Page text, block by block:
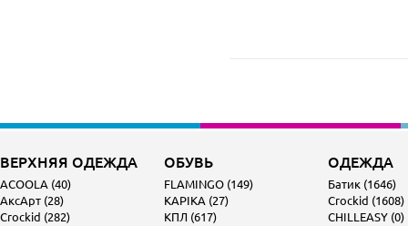
ВЕРХНЯЯ ОДЕЖДА
ACOOLA (40)
АксАрт (28)
Crockid (282)
ОБУВЬ
FLAMINGO (149)
KAPIKA (27)
КПЛ (617)
ОДЕЖДА
Батик (1646)
Crockid (1608)
CHILLEASY (0)